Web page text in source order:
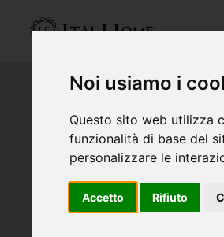
Noi usiamo i
Questo sito web utilizza
funzionalità di base del
personalizzare le
Accetto Rifiuto